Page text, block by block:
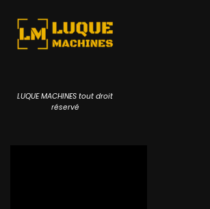
LUQUE MACHINES tout droit
réservé